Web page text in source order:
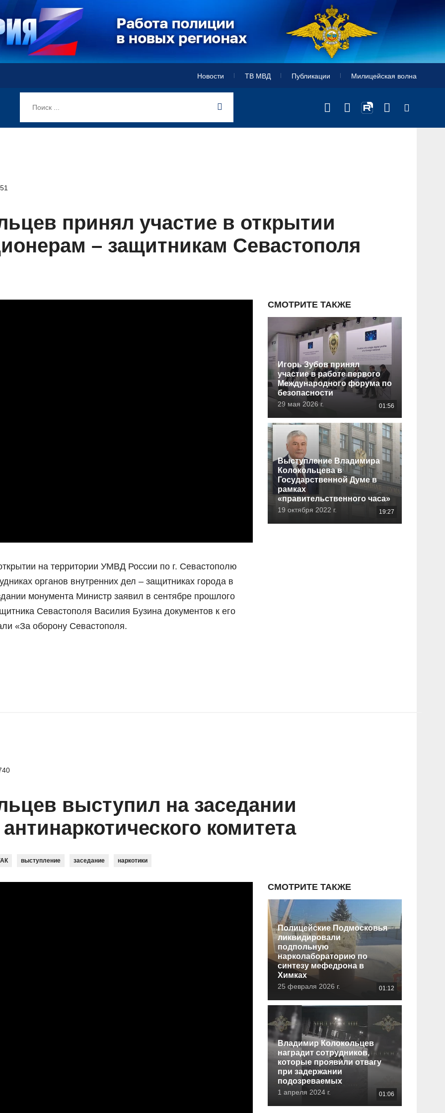
Новости ТВ МВД Публикации Милицейская волна
принял участие в открытии
– защитникам Севастополя
на территории УМВД России по г. Севастополю
органов внутренних дел – защитниках города в
монумента Министр заявил в сентябре прошлого
Севастополя Василия Бузина документов к его
«За оборону Севастополя.
СМОТРИТЕ ТАКЖЕ
Игорь Зубов принял
участие в работе первого
Международного форума по
безопасности
29 мая 2026 г. 01:56
Выступление Владимира
Колокольцева в
Государственной Думе в
рамках
«правительственного часа»
19 октября 2022 г. 19:27
выступил на заседании
комитета
выступление заседание наркотики
СМОТРИТЕ ТАКЖЕ
Полицейские Подмосковья
ликвидировали
подпольную
нарколабораторию по
синтезу мефедрона в
Химках
25 февраля 2026 г. 01:12
Владимир Колокольцев
наградит сотрудников,
которые проявили отвагу
при задержании
подозреваемых
1 апреля 2024 г. 01:06